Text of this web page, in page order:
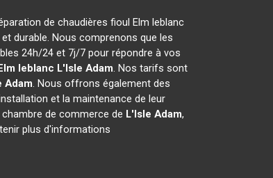
de chaudières fioul Elm leblanc
durable. Nous comprenons que les
24h/24 et 7j/7 pour répondre à vos
leblanc L'Isle Adam. Nos tarifs sont
Adam. Nous offrons également des
et la maintenance de leur
de commerce de L'Isle Adam,
plus d'informations